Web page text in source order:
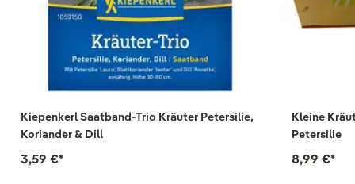
Kiepenkerl Saatband-Trio Kräuter Petersilie,
Koriander & Dill
3,59 €*
Kleine
Petersilie
8,99 €*